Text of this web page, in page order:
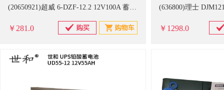
(20650921)超威 6-DZF-12.2 12V100A 蓄电池(单位：台)
￥281.0 ￥1298.0